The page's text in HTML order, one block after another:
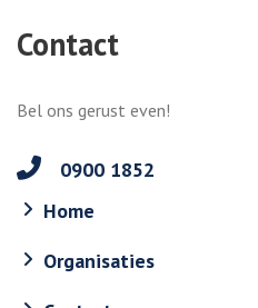
Contact
Bel ons gerust even!
0900 1852
Home
Organisaties